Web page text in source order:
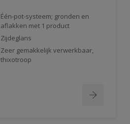
Één-pot-systeem; gronden en
aflakken met 1 product
Zijdeglans
Zeer gemakkelijk verwerkbaar,
thixotroop